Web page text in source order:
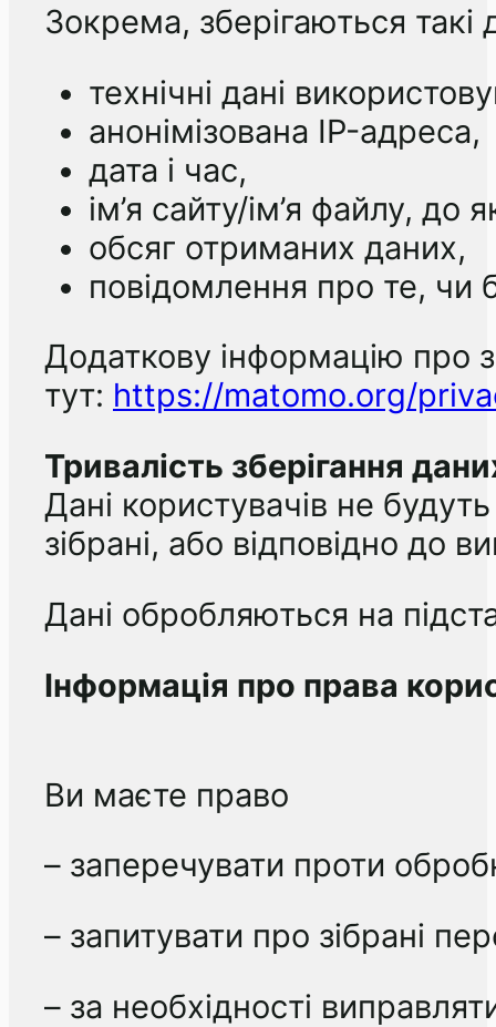
Зокрема, зберігаються такі
технічні дані
анонімізована IP-адреса,
дата і час,
ім’я сайту/ім’я файлу, до
обсяг отриманих даних,
повідомлення про те, чи
Додаткову інформацію про
тут: https://matomo.org/
Тривалість зберігання
Дані користувачів не
зібрані, або відповідно до
Дані обробляються на
Інформація про права
Ви маєте право
– заперечувати проти
– запитувати про зібрані
– за необхідності